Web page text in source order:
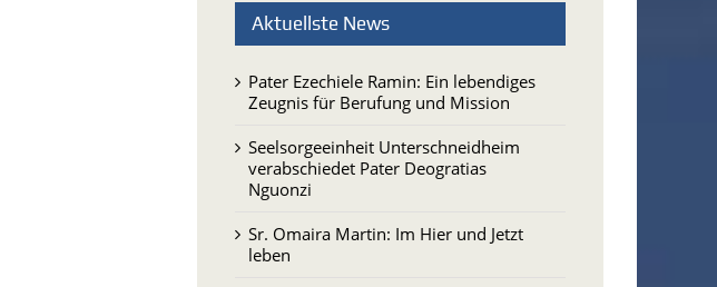
Aktuellste News
Pater Ezechiele Ramin: Ein lebendiges
Zeugnis für Berufung und Mission
Seelsorgeeinheit Unterschneidheim
verabschiedet Pater Deogratias
Nguonzi
Sr. Omaira Martin: Im Hier und Jetzt
leben